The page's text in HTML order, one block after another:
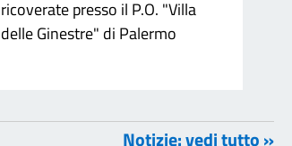
ricoverate presso il P.O. "Villa
delle Ginestre" di Palermo
Notizie: vedi tutto »